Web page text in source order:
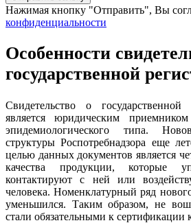
Нажимая кнопку "Отправить", Вы
конфиденциальности
Особенности
государственной
Свидетельство о
является юридическим
эпидемиологического типа.
структуры Роспотребнадзора еще
целью данных документов является
качества продукции, которые
контактируют с ней или
человека. Номенклатурный ряд
уменьшился. Таким образом, не
стали обязательными к сертификации